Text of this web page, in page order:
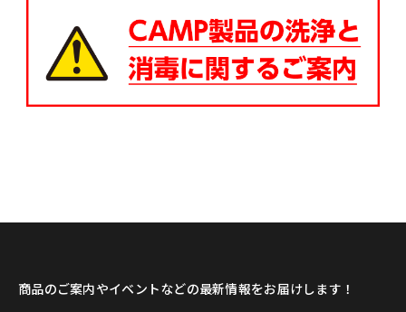
商品のご案内やイベントなどの最新情報をお届けします！